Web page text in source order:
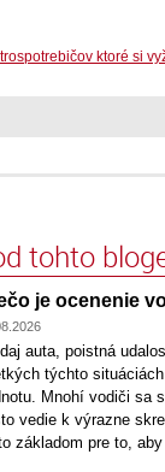
ktoré si
tohto
je ocenenie
auta, poistná
týchto
Mnohí vodiči sa
vedie k výrazne
základom pre to,